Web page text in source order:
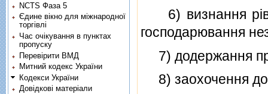
6) визнання
господарювання
7) додержання
8) заохочення
NCTS Фаза 5
Єдине вікно для міжнародної
торгівлі
Час очікування в пунктах
пропуску
Перевірити ВМД
Митний кодекс України
Кодекси України
Довідкові матеріали